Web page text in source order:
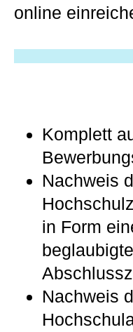
online
Komplett
Nachweis
in Form
Nachweis